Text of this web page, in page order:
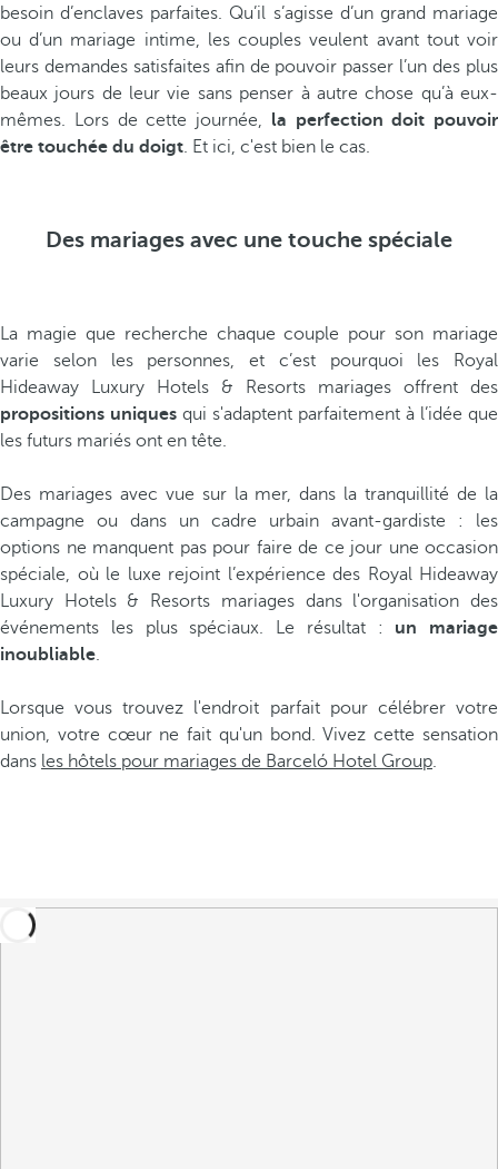
besoin d’enclaves parfaites. Qu’il s’agisse d’un grand mariage
ou d’un mariage intime, les couples veulent avant tout voir
leurs demandes satisfaites afin de pouvoir passer l’un des plus
beaux jours de leur vie sans penser à autre chose qu’à eux-
mêmes. Lors de cette journée, la perfection doit pouvoir
être touchée du doigt. Et ici, c'est bien le cas.
Des mariages avec une touche spéciale
La magie que recherche chaque couple pour son mariage
varie selon les personnes, et c’est pourquoi les Royal
Hideaway Luxury Hotels & Resorts mariages offrent des
propositions uniques qui s'adaptent parfaitement à l’idée que
les futurs mariés ont en tête.
Des mariages avec vue sur la mer, dans la tranquillité de la
campagne ou dans un cadre urbain avant-gardiste : les
options ne manquent pas pour faire de ce jour une occasion
spéciale, où le luxe rejoint l’expérience des Royal Hideaway
Luxury Hotels & Resorts mariages dans l'organisation des
événements les plus spéciaux. Le résultat : un mariage
inoubliable.
Lorsque vous trouvez l'endroit parfait pour célébrer votre
union, votre cœur ne fait qu'un bond. Vivez cette sensation
dans les hôtels pour mariages de Barceló Hotel Group.